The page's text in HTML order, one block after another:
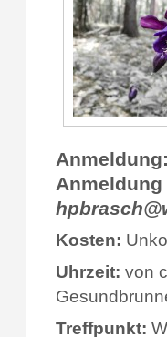
Kosten:
Uhrzeit: von
Treffpunkt: